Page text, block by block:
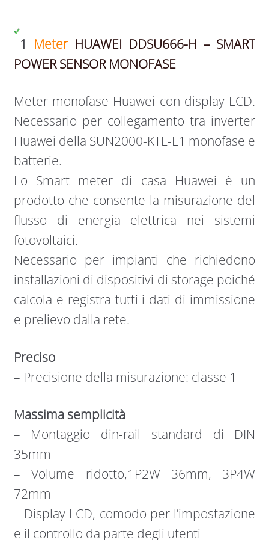
1 Meter HUAWEI DDSU666-H – SMART
POWER SENSOR MONOFASE
Meter monofase Huawei con display LCD.
Necessario per collegamento tra inverter
Huawei della SUN2000-KTL-L1 monofase e
batterie.
Lo Smart meter di casa Huawei è un
prodotto che consente la misurazione del
flusso di energia elettrica nei sistemi
fotovoltaici.
Necessario per impianti che richiedono
installazioni di dispositivi di storage poiché
calcola e registra tutti i dati di immissione
e prelievo dalla rete.
Preciso
– Precisione della misurazione: classe 1
Massima semplicità
– Montaggio din-rail standard di DIN
35mm
– Volume ridotto,1P2W 36mm, 3P4W
72mm
– Display LCD, comodo per l’impostazione
e il controllo da parte degli utenti